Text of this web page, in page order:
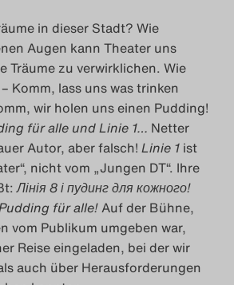
Blog
Archiv
Search
in dieser Stadt? Wie
Augen kann Theater uns
Träume zu verwirklichen. Wie
Komm, lass uns was trinken
wir holen uns einen Pudding!
für alle und Linie 1… Netter
Autor, aber falsch! Linie 1 ist
nicht vom „Jungen DT“. Ihre
Лінія 8 і пудинг для кожного!
für alle!Auf der Bühne,
vom Publikum umgeben war,
Reise eingeladen, bei der wir
auch über Herausforderungen